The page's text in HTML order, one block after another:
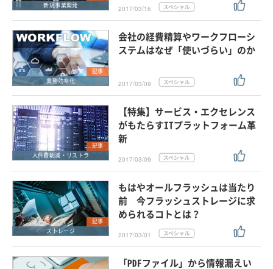
新規事業開発
2017/03/16
記事
業務効率化
会社の経費精算やワークフローシ
ステムはなぜ「使いづらい」のか
2017/03/09
記事
人件費削減・リストラ
【特集】サービス・エクセレンス
がもたらすITプラットフォーム革
新
2017/03/09
記事
ストレージ
もはやオールフラッシュは当たり
前 今フラッシュストレージに求
められるコトとは？
2017/03/01
「PDFファイル」から情報漏えい